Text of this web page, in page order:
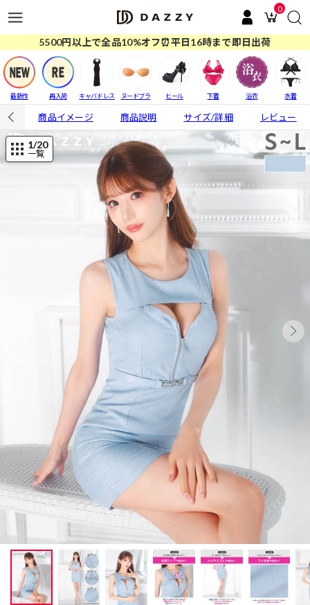
0
5500円以上で全品10%オフ⏰平日16時まで即日出荷
最新作 再入荷 キャバドレス ヌードブラ ヒール 下着 浴衣 水着
商品イメージ 商品説明 サイズ/詳細 レビュー
1/20
一覧